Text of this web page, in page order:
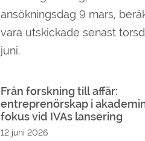
ansökningsdag 9 mars,
vara utskickade senast
juni.
Från forskning till affär:
entreprenörskap i
fokus vid IVAs lansering
12 juni 2026